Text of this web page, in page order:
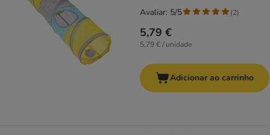
5,79 €
5,79 € / unidade
Avaliar: 5/5 (2)
Adicionar ao carrinho